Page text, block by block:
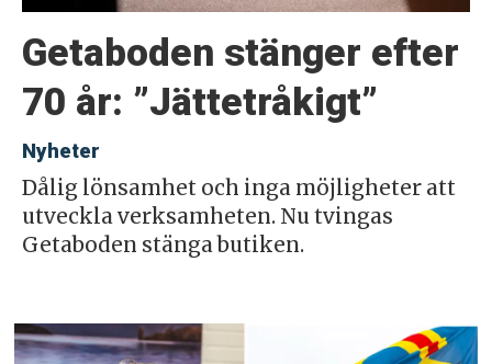
Getaboden stänger efter
70 år: ”Jättetråkigt”
Nyheter
Dålig lönsamhet och inga möjligheter att
utveckla verksamheten. Nu tvingas
Getaboden stänga butiken.